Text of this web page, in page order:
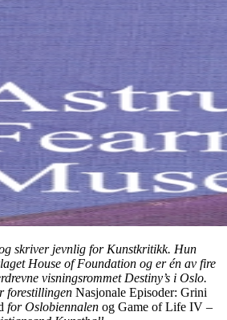
skriver jevnlig for Kunstkritikk. Hun
House of Foundation og er én av fire
visningsrommet Destiny’s i Oslo.
forestillingen Nasjonale Episoder: Grini
for Oslobiennalen og Game of Life IV –